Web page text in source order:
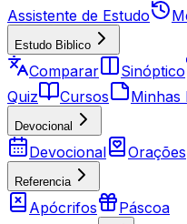
Assistente de Estudo
Estudo Biblico
Comparar Sinóptico
Quiz
Cursos Minhas
Devocional
Devocional Orações
Referencia
Apócrifos
Páscoa